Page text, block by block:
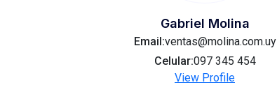
Gabriel Molina
Email:ventas@molina.com.uy
Celular:097 345 454
View Profile